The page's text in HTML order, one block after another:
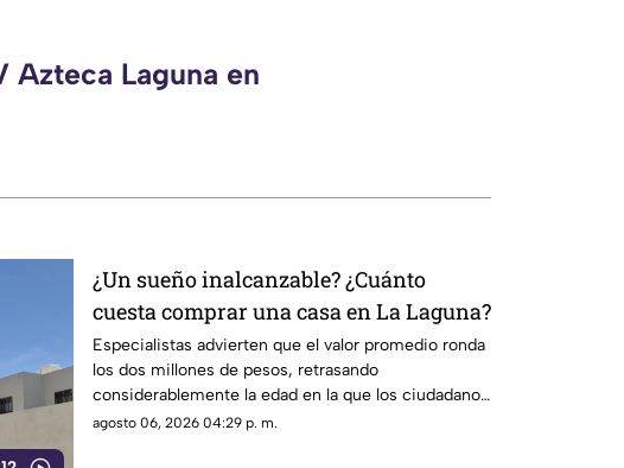
Azteca Laguna en
¿Un sueño inalcanzable? ¿Cuánto
cuesta comprar una casa en La Laguna?
Especialistas advierten que el valor promedio ronda
los dos millones de pesos, retrasando
considerablemente la edad en la que los ciudadanos
logran adquirir su patrimonio.
agosto 06, 2026 04:29 p. m.